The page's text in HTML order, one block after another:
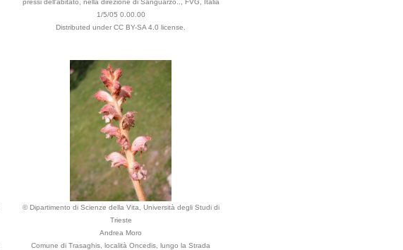
pressi dell'abitato, nella direzione di Sanguarzo.., FVG, Italia
1/5/05 0.00.00
Distributed under CC BY-SA 4.0 license.
© Dipartimento di Scienze della Vita, Università degli Studi di
Trieste
Andrea Moro
Comune di Trasaghis, località Oncedis, lungo la Strada